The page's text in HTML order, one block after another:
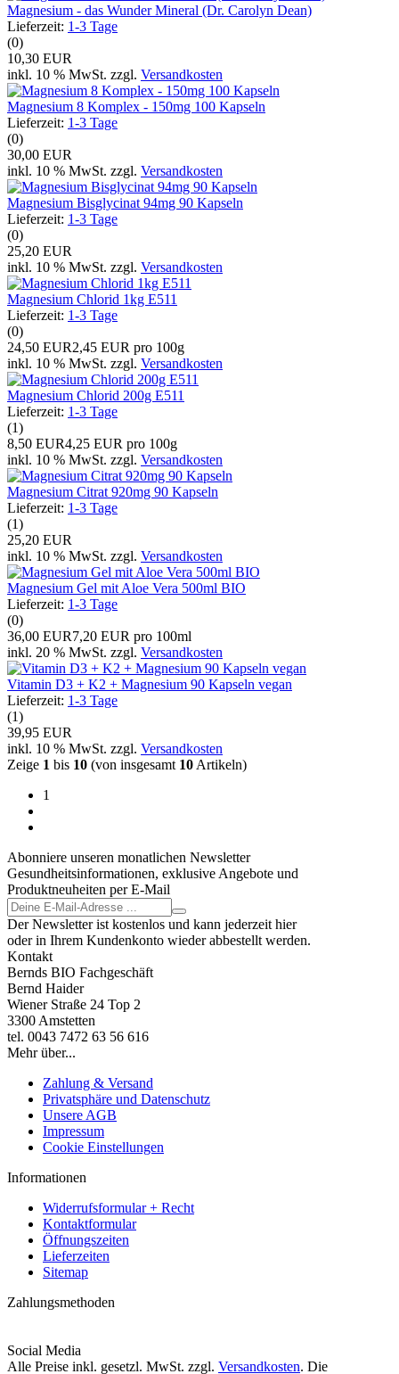
Magnesium - das Wunder Mineral (Dr. Carolyn Dean)
Lieferzeit: 1-3 Tage
(0)
10,30 EUR
inkl. 10 % MwSt. zzgl. Versandkosten
Magnesium 8 Komplex - 150mg 100 Kapseln
Lieferzeit: 1-3 Tage
(0)
30,00 EUR
inkl. 10 % MwSt. zzgl. Versandkosten
Magnesium Bisglycinat 94mg 90 Kapseln
Lieferzeit: 1-3 Tage
(0)
25,20 EUR
inkl. 10 % MwSt. zzgl. Versandkosten
Magnesium Chlorid 1kg E511
Lieferzeit: 1-3 Tage
(0)
24,50 EUR2,45 EUR pro 100g
inkl. 10 % MwSt. zzgl. Versandkosten
Magnesium Chlorid 200g E511
Lieferzeit: 1-3 Tage
(1)
8,50 EUR4,25 EUR pro 100g
inkl. 10 % MwSt. zzgl. Versandkosten
Magnesium Citrat 920mg 90 Kapseln
Lieferzeit: 1-3 Tage
(1)
25,20 EUR
inkl. 10 % MwSt. zzgl. Versandkosten
Magnesium Gel mit Aloe Vera 500ml BIO
Lieferzeit: 1-3 Tage
(0)
36,00 EUR7,20 EUR pro 100ml
inkl. 20 % MwSt. zzgl. Versandkosten
Vitamin D3 + K2 + Magnesium 90 Kapseln vegan
Lieferzeit: 1-3 Tage
(1)
39,95 EUR
inkl. 10 % MwSt. zzgl. Versandkosten
Zeige 1 bis 10 (von insgesamt 10 Artikeln)
1
Abonniere unseren monatlichen Newsletter
Gesundheitsinformationen, exklusive Angebote und
Produktneuheiten per E-Mail
Der Newsletter ist kostenlos und kann jederzeit hier
oder in Ihrem Kundenkonto wieder abbestellt werden.
Kontakt
Bernds BIO Fachgeschäft
Bernd Haider
Wiener Straße 24 Top 2
3300 Amstetten
tel. 0043 7472 63 56 616
Mehr über...
Zahlung & Versand
Privatsphäre und Datenschutz
Unsere AGB
Impressum
Cookie Einstellungen
Informationen
Widerrufsformular + Recht
Kontaktformular
Öffnungszeiten
Lieferzeiten
Sitemap
Zahlungsmethoden
Social Media
Alle Preise inkl. gesetzl. MwSt. zzgl. Versandkosten. Die